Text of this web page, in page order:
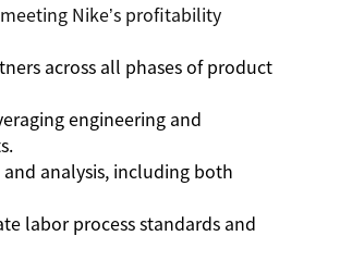
Nike’s profitability
across all phases of product
engineering and
analysis, including both
labor process standards and